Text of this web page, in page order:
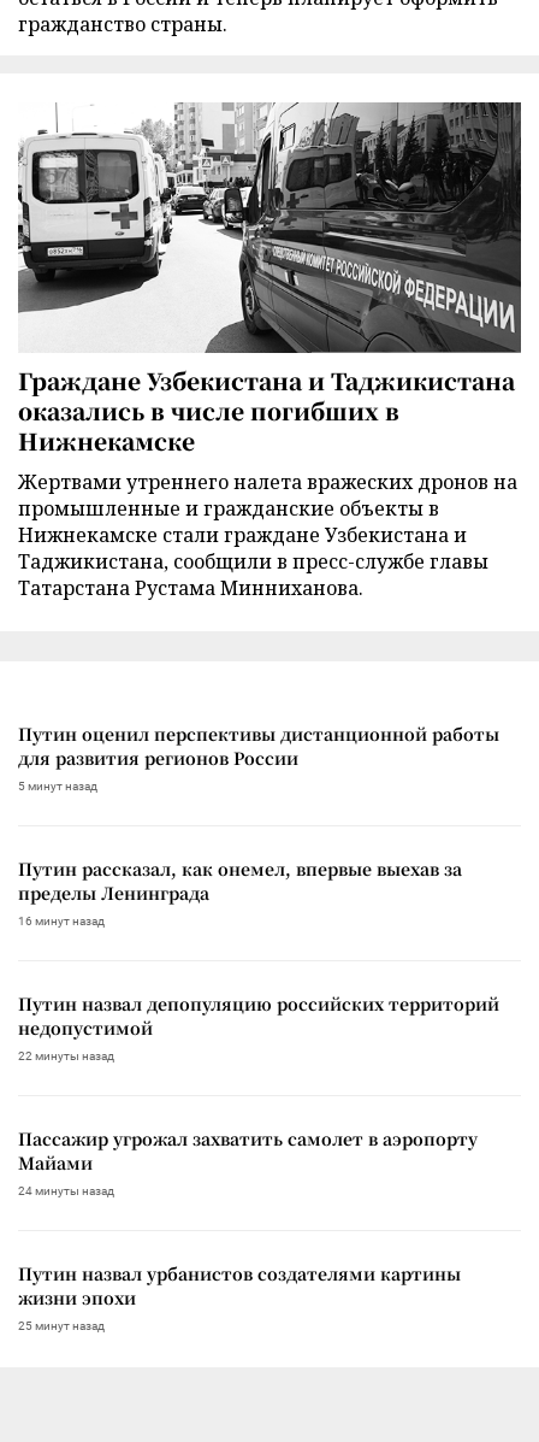
гражданство страны.
Граждане Узбекистана и Таджикистана
оказались в числе погибших в
Нижнекамске
Жертвами утреннего налета вражеских дронов на
промышленные и гражданские объекты в
Нижнекамске стали граждане Узбекистана и
Таджикистана, сообщили в пресс-службе главы
Татарстана Рустама Минниханова.
Путин оценил перспективы дистанционной работы
для развития регионов России
5 минут назад
Путин рассказал, как онемел, впервые выехав за
пределы Ленинграда
16 минут назад
Путин назвал депопуляцию российских территорий
недопустимой
22 минуты назад
Пассажир угрожал захватить самолет в аэропорту
Майами
24 минуты назад
Путин назвал урбанистов создателями картины
жизни эпохи
25 минут назад